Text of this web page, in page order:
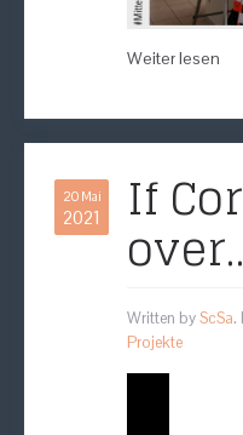
Weiter lesen
20 Mai
2021 If
Written byScSa.
Projekte